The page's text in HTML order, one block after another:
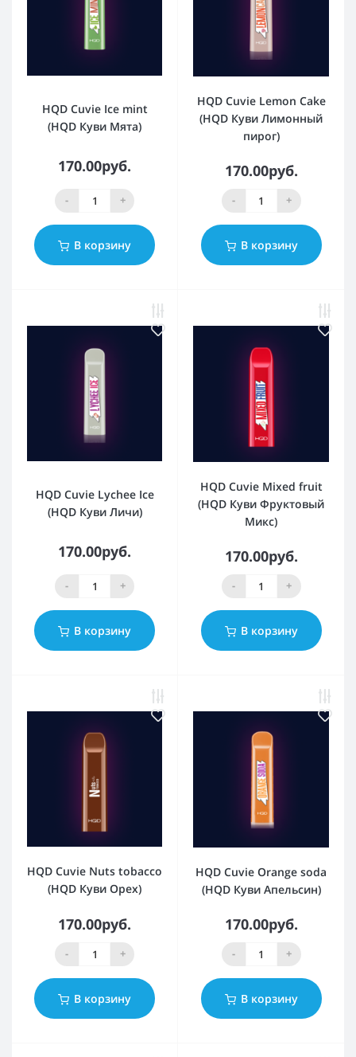
HQD Cuvie Ice mint
(HQD Куви Мята)
170.00руб.
- +
В корзину
HQD Cuvie Lemon Cake
(HQD Куви Лимонный
пирог)
170.00руб.
- +
В корзину
HQD Cuvie Lychee Ice
(HQD Куви Личи)
170.00руб.
- +
В корзину
HQD Cuvie Mixed fruit
(HQD Куви Фруктовый
Микс)
170.00руб.
- +
В корзину
HQD Cuvie Nuts tobacco
(HQD Куви Орех)
170.00руб.
- +
В корзину
HQD Cuvie Orange soda
(HQD Куви Апельсин)
170.00руб.
- +
В корзину